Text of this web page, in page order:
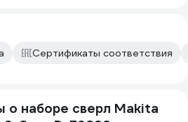
Сертификаты соответствия
о наборе сверл Makita